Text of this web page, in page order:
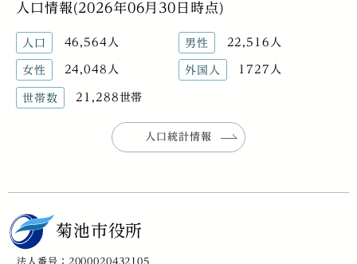
人口情報(2026年06月30日時点)
人口 46,564人 男性 22,516人
女性 24,048人 外国人 1727人
世帯数 21,288世帯
人口統計情報
菊池市役所
法人番号：2000020432105